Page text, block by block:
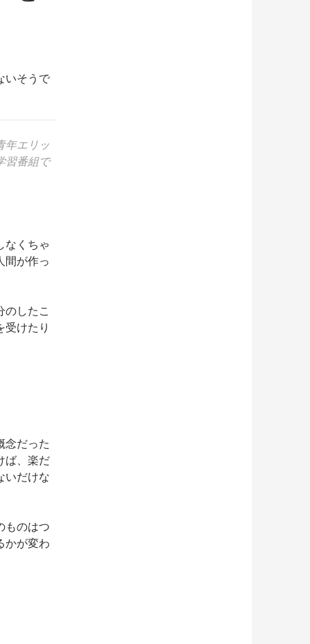
いそうで
年エリッ
習番組で
なくちゃ
間が作っ
のしたこ
受けたり
念だった
ば、楽だ
いだけな
ものはつ
かが変わ